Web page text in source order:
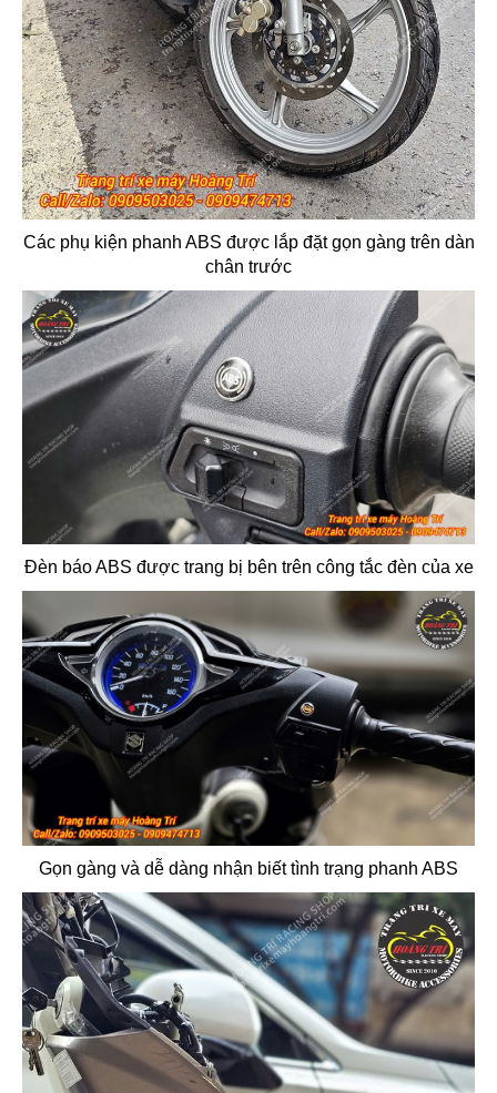
Các phụ kiện phanh ABS được lắp đặt gọn gàng trên dàn
chân trước
Đèn báo ABS được trang bị bên trên công tắc đèn của xe
Gọn gàng và dễ dàng nhận biết tình trạng phanh ABS